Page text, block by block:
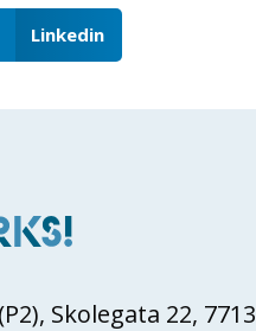
Linkedin
Skolegata 22, 7713